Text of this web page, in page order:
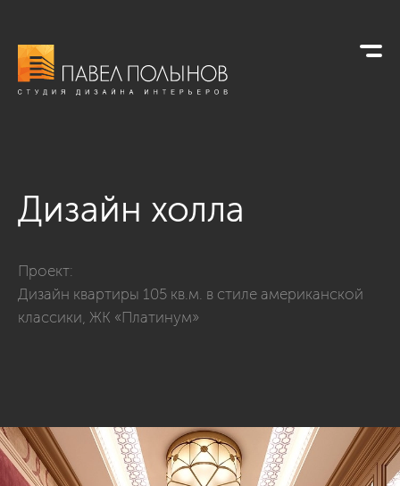
Дизайн холла
Проект:
Дизайн квартиры 105 кв.м. в стиле американской
классики, ЖК «Платинум»